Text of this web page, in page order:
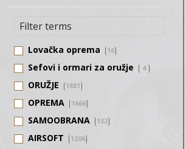
Lovačka oprema 16
Sefovi i ormari za oružje 4
ORUŽJE 1881
OPREMA 1666
SAMOOBRANA 132
AIRSOFT 1206